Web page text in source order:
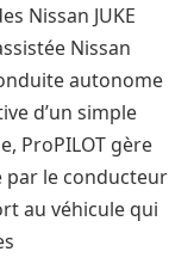
Nissan JUKE
Nissan
autonome
d’un simple
ProPILOT gère
par le conducteur
au véhicule qui